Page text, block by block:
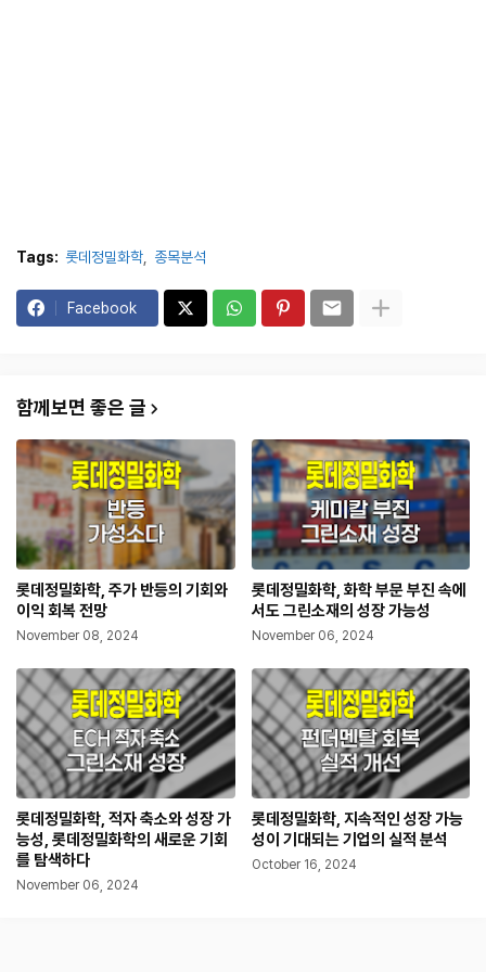
Tags: 롯데정밀화학 종목분석
Facebook
함께보면 좋은 글
롯데정밀화학, 주가 반등의 기회와
이익 회복 전망
November 08, 2024
롯데정밀화학, 화학 부문 부진 속에
서도 그린소재의 성장 가능성
November 06, 2024
롯데정밀화학, 적자 축소와 성장 가
능성, 롯데정밀화학의 새로운 기회
를 탐색하다
November 06, 2024
롯데정밀화학, 지속적인 성장 가능
성이 기대되는 기업의 실적 분석
October 16, 2024